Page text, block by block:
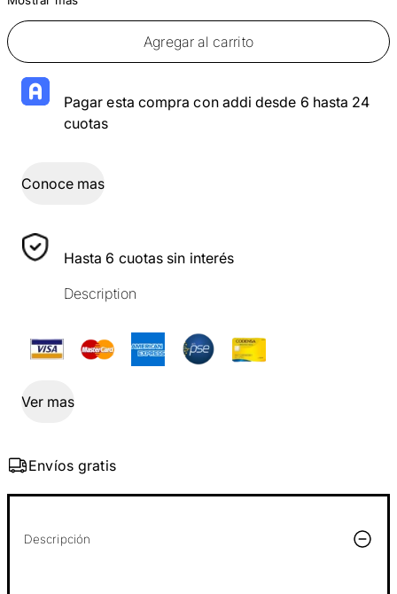
Agregar al carrito
Pagar esta compra con addi desde 6 hasta 24
cuotas
Conoce mas
Hasta 6 cuotas sin interés
Description
Ver mas
Envíos gratis
Descripción